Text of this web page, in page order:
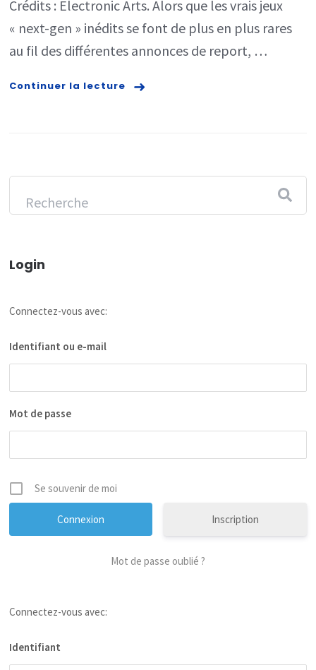
Crédits : Electronic Arts. Alors que les vrais jeux
« next-gen » inédits se font de plus en plus rares
au fil des différentes annonces de report, …
Continuer la lecture
Login
Connectez-vous avec:
Identifiant ou e-mail
Mot de passe
Se souvenir de moi
Inscription
Mot de passe oublié ?
Connectez-vous avec:
Identifiant